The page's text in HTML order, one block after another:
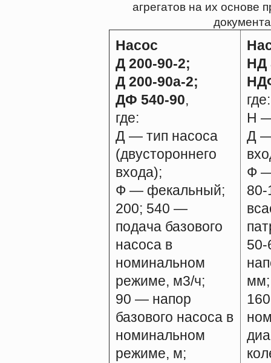
агрегатов на их основе
Насос
Д 200-90-2;
Д 200-90а-2;
ДФ 540-90,
где:
Д — тип насоса
(двустороннего
входа);
Ф — фекальный;
200; 540 —
подача базового
насоса в
номинальном
режиме, м3/ч;
90 — напор
базового насоса в
номинальном
режиме, м;
НД
где:
Н
Д —
Ф
мм;